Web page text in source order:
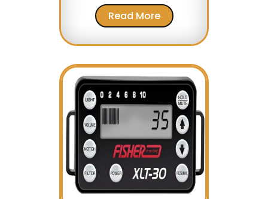
Read More